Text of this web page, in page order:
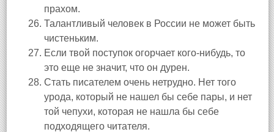
прахом.
Талантливый человек в России не может быть
чистеньким.
Если твой поступок огорчает кого-нибудь, то
это еще не значит, что он дурен.
Стать писателем очень нетрудно. Нет того
урода, который не нашел бы себе пары, и нет
той чепухи, которая не нашла бы себе
подходящего читателя.